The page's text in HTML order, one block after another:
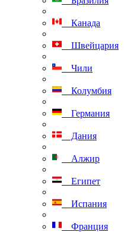
Канада
Швейцария
Чили
Колумбия
Германия
Дания
Алжир
Египет
Испания
Франция